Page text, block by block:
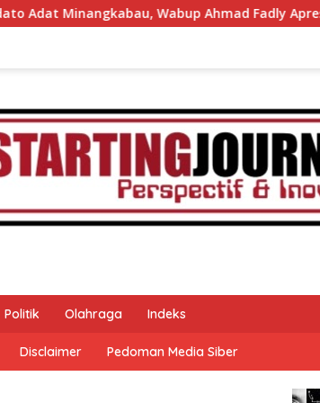
Wabup Ahmad Fadly Apresiasi Kepada
Politik Olahraga Indeks
Disclaimer Pedoman Media Siber